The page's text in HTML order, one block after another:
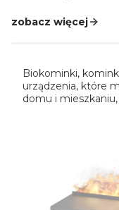
zobacz więcej
Biokominki,
urządzenia, które
domu i